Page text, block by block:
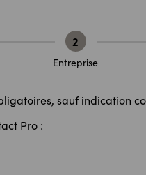
2
Entreprise
sauf indication
Pro :